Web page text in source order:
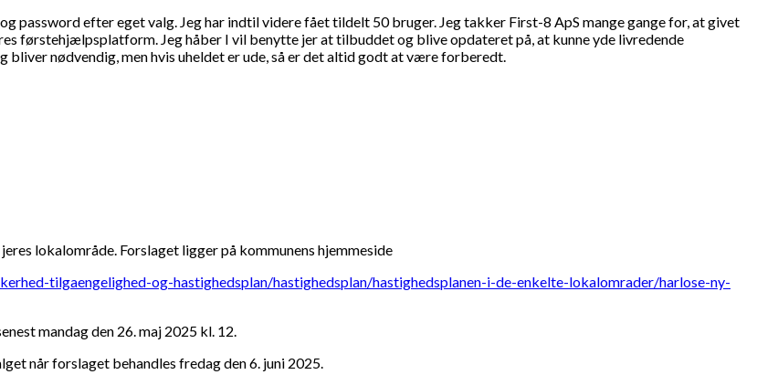
password efter eget valg. Jeg har indtil videre fået tildelt 50 bruger. Jeg takker First-8 ApS mange gange for, at givet
førstehjælpsplatform. Jeg håber I vil benytte jer at tilbuddet og blive opdateret på, at kunne yde livredende
bliver nødvendig, men hvis uheldet er ude, så er det altid godt at være forberedt.
lokalområde. Forslaget ligger på kommunens hjemmeside
tilgaengelighed-og-hastighedsplan/hastighedsplan/hastighedsplanen-i-de-enkelte-lokalomrader/harlose-ny-
mandag den 26. maj 2025 kl. 12.
når forslaget behandles fredag den 6. juni 2025.